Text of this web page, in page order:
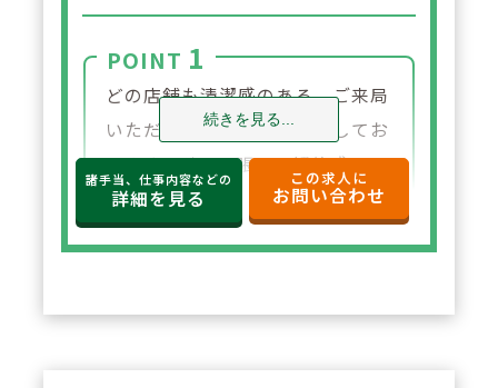
POINT 1
どの店舗も清潔感のある、ご来局
いただきやすい店舗作りをしてお
ります。ガラス張りの解放感ある
店舗で、こちらの西新の店舗で
は"座り投薬"も可能です。笑顔で
続きを見る...
諸手当、仕事内容などの
詳細を見る
この求人に
お問い合わせ